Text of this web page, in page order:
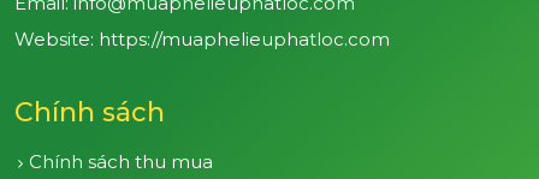
Website: https://muaphelieuphatloc.com
Chính sách
Chính sách thu mua